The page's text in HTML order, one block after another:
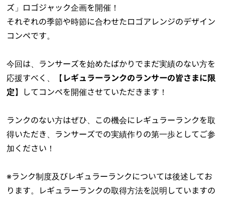
ズ」ロゴジャック企画を開催！
それぞれの季節や時節に合わせたロゴアレンジのデザイン
コンペです。
今回は、ランサーズを始めたばかりでまだ実績のない方を
応援すべく、【 レギュラーランクのランサーの皆さまに限
定】してコンペを開催させていただきます！
ランクのない方はぜひ、この機会にレギュラーランクを取
得いただき、ランサーズでの実績作りの第一歩としてご参
加ください！
※ランク制度及びレギュラーランクについては後述してお
ります。レギュラーランクの取得方法を説明していますの